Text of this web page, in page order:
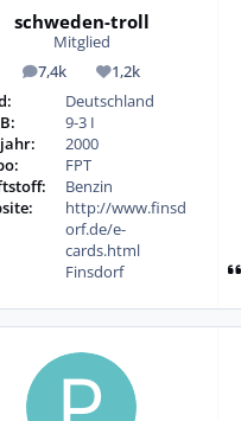
schweden-troll
Mitglied
7,4k
Beiträge 1,2k
Reputation
Deutschland
9-3 I
2000
FPT
Benzin
http://www.finsd
orf.de/e-
cards.html
Finsdorf